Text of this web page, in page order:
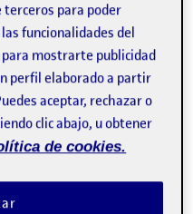
terceros para poder
funcionalidades del
mostrarte publicidad
perfil elaborado a partir
aceptar, rechazar o
clic abajo, u obtener
de cookies.